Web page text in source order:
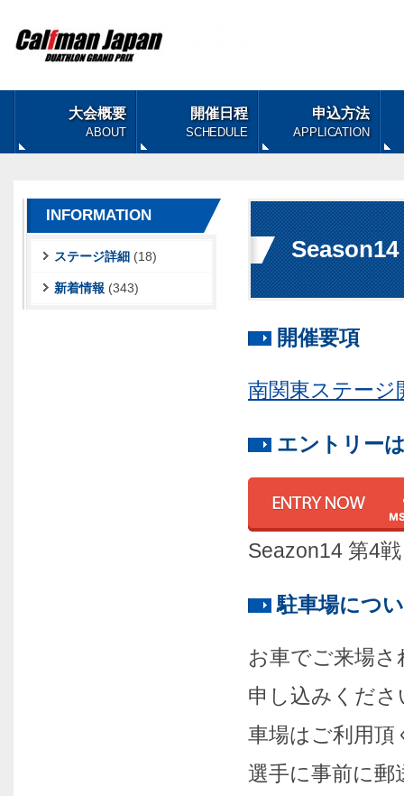
大会概要
ABOUT
開催日程
SCHEDULE
申込方法
APPLICATION
開催要項
南関東ステージ
エントリー
Seazon14 第4
駐車場につ
お車でご来場
申し込みくだ
車場はご利用
選手に事前に郵
INFORMATION
ステージ詳細 (18)
新着情報 (343)